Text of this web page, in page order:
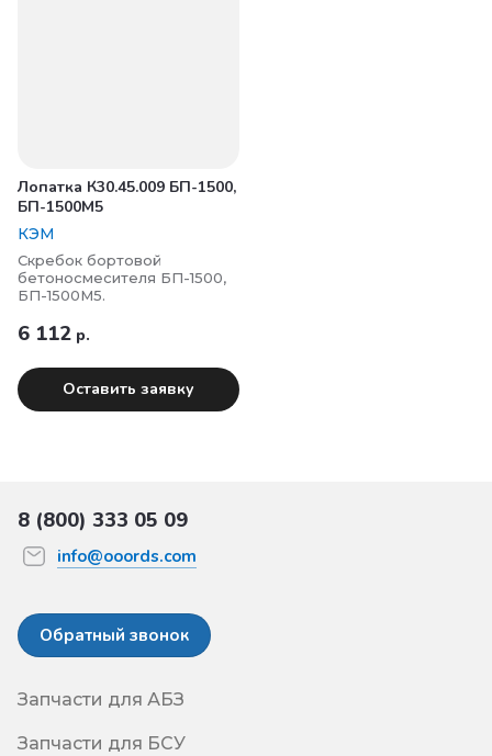
Лопатка К30.45.009 БП-1500,
БП-1500М5
КЭМ
Cкребок бортовой
бетоносмесителя БП-1500,
БП-1500М5.
6 112 р.
Оставить заявку
8 (800) 333 05 09
info@ooords.com
Обратный звонок
Запчасти для АБЗ
Запчасти для БСУ